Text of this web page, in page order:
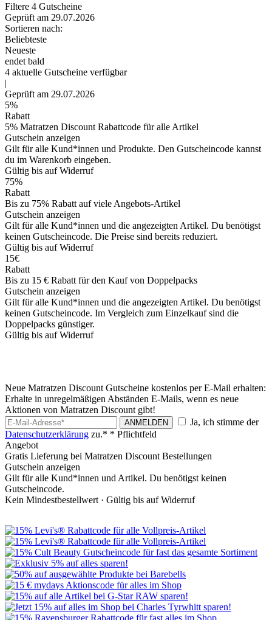
Filtere 4 Gutscheine
Geprüft am 29.07.2026
Sortieren nach:
Beliebteste
Neueste
endet bald
4 aktuelle Gutscheine verfügbar
|
Geprüft am 29.07.2026
5%
Rabatt
5% Matratzen Discount Rabattcode für alle Artikel
Gutschein anzeigen
Gilt für alle Kund*innen und Produkte. Den Gutscheincode kannst
du im Warenkorb eingeben.
Gültig bis auf Widerruf
75%
Rabatt
Bis zu 75% Rabatt auf viele Angebots-Artikel
Gutschein anzeigen
Gilt für alle Kund*innen und die angezeigten Artikel. Du benötigst
keinen Gutscheincode. Die Preise sind bereits reduziert.
Gültig bis auf Widerruf
15€
Rabatt
Bis zu 15 € Rabatt für den Kauf von Doppelpacks
Gutschein anzeigen
Gilt für alle Kund*innen und die angezeigten Artikel. Du benötigst
keinen Gutscheincode. Im Vergleich zum Einzelkauf sind die
Doppelpacks günstiger.
Gültig bis auf Widerruf
Neue Matratzen Discount Gutscheine kostenlos per E-Mail erhalten:
Erhalte in unregelmäßigen Abständen E-Mails, wenn es neue
Aktionen von Matratzen Discount gibt!
ANMELDEN
Ja, ich stimme der
Datenschutzerklärung zu.* * Pflichtfeld
Angebot
Gratis Lieferung bei Matratzen Discount Bestellungen
Gutschein anzeigen
Gilt für alle Kund*innen und Artikel. Du benötigst keinen
Gutscheincode.
Kein Mindestbestellwert · Gültig bis auf Widerruf